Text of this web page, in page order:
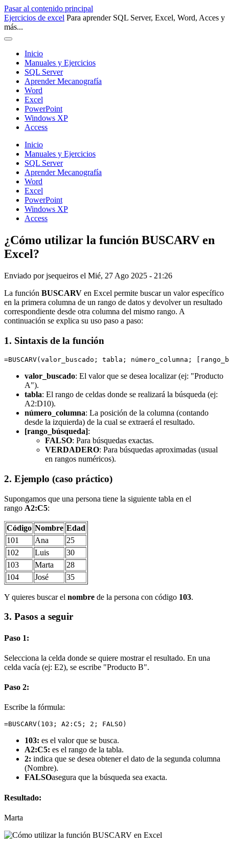
Pasar al contenido principal
Ejercicios de excel Para aprender SQL Server, Excel, Word, Acces y
más...
Inicio
Manuales y Ejercicios
SQL Server
Aprender Mecanografía
Word
Excel
PowerPoint
Windows XP
Access
Inicio
Manuales y Ejercicios
SQL Server
Aprender Mecanografía
Word
Excel
PowerPoint
Windows XP
Access
¿Cómo utilizar la función BUSCARV en
Excel?
Enviado porjsequeiros el Mié, 27 Ago 2025 - 21:26
La función BUSCARV en Excel permite buscar un valor específico
en la primera columna de un rango de datos y devolver un resultado
correspondiente desde otra columna del mismo rango. A
continuación se explica su uso paso a paso:
1. Sintaxis de la función
=BUSCARV(valor_buscado; tabla; número_columna;
valor_buscado: El valor que se desea localizar (ej: "Producto
A").
tabla: El rango de celdas donde se realizará la búsqueda (ej:
A2:D10).
número_columna: La posición de la columna (contando
desde la izquierda) de la cual se extraerá el resultado.
[rango_búsqueda]:
FALSO: Para búsquedas exactas.
VERDADERO: Para búsquedas aproximadas (usual
en rangos numéricos).
2. Ejemplo (caso práctico)
Supongamos que una persona tiene la siguiente tabla en el
rango A2:C5:
Código Nombre Edad
101
Ana
25
102
Luis
30
103
Marta
28
104
José 35
Y quieres buscar el nombre de la persona con código 103.
3. Pasos a seguir
Paso 1:
Selecciona la celda donde se quiere mostrar el resultado. En una
celda vacía (ej: E2), se escribe "Producto B".
Paso 2:
Escribe la fórmula:
=BUSCARV(103; A2:C5; 2; FALSO)
103: es el valor que se busca.
A2:C5: es el rango de la tabla.
2: indica que se desea obtener el dato de la segunda columna
(Nombre).
FALSOasegura que la búsqueda sea exacta.
Resultado:
Marta